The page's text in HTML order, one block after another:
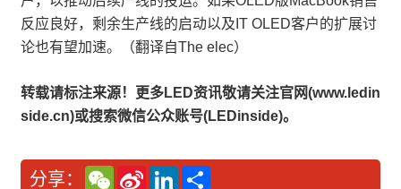
反应良好，剩余生产线的启动以及IT OLED客户的扩展讨
论也有望加速。（翻译自The elec）
转载请标注来源！更多LED资讯敬请关注官网(www.ledin
side.cn)或搜索微信公众账号(LEDinside)。
分享：
W
S
L